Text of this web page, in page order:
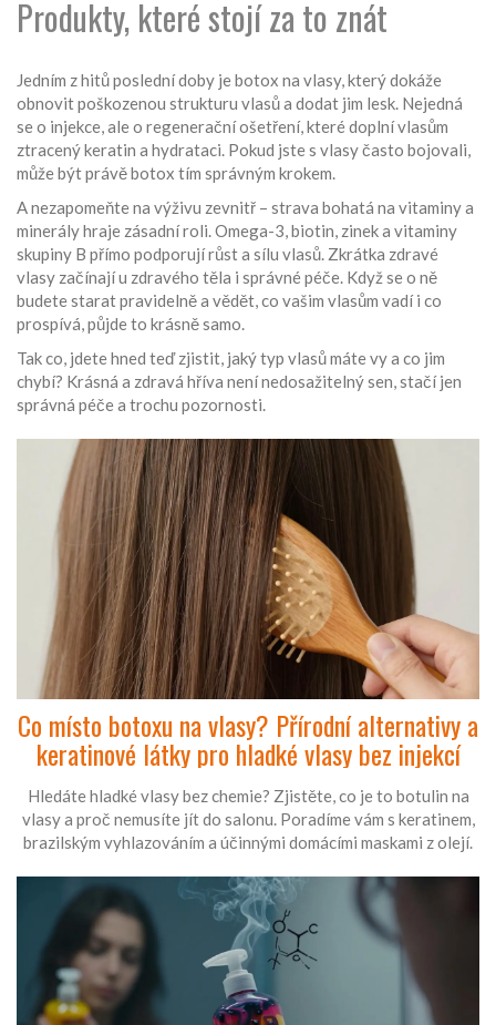
Produkty, které stojí za to znát
Jedním z hitů poslední doby je botox na vlasy, který dokáže
obnovit poškozenou strukturu vlasů a dodat jim lesk. Nejedná
se o injekce, ale o regenerační ošetření, které doplní vlasům
ztracený keratin a hydrataci. Pokud jste s vlasy často bojovali,
může být právě botox tím správným krokem.
A nezapomeňte na výživu zevnitř – strava bohatá na vitaminy a
minerály hraje zásadní roli. Omega-3, biotin, zinek a vitaminy
skupiny B přímo podporují růst a sílu vlasů. Zkrátka zdravé
vlasy začínají u zdravého těla i správné péče. Když se o ně
budete starat pravidelně a vědět, co vašim vlasům vadí i co
prospívá, půjde to krásně samo.
Tak co, jdete hned teď zjistit, jaký typ vlasů máte vy a co jim
chybí? Krásná a zdravá hříva není nedosažitelný sen, stačí jen
správná péče a trochu pozornosti.
Co místo botoxu na vlasy? Přírodní alternativy a
keratinové látky pro hladké vlasy bez injekcí
Hledáte hladké vlasy bez chemie? Zjistěte, co je to botulin na
vlasy a proč nemusíte jít do salonu. Poradíme vám s keratinem,
brazilským vyhlazováním a účinnými domácími maskami z olejí.